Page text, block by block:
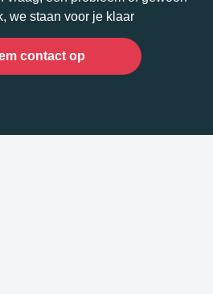
we staan voor je klaar
contact op